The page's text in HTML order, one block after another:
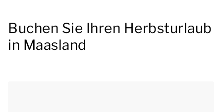
Buchen Sie Ihren Herbsturlaub
in Maasland